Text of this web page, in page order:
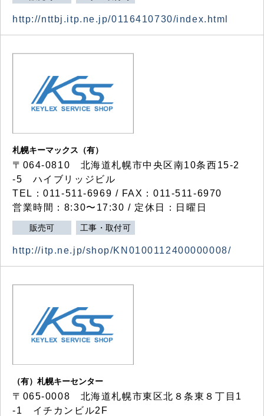
http://nttbj.itp.ne.jp/0116410730/index.html
札幌キーマックス（有）
〒064-0810 北海道札幌市中央区南10条西15-2
-5 ハイブリッジビル
TEL：011-511-6969 / FAX：011-511-6970
営業時間：8:30〜17:30 / 定休日：日曜日
販売可 工事・取付可
http://itp.ne.jp/shop/KN0100112400000008/
（有）札幌キーセンター
〒065-0008 北海道札幌市東区北８条東８丁目1
-1 イチカンビル2F